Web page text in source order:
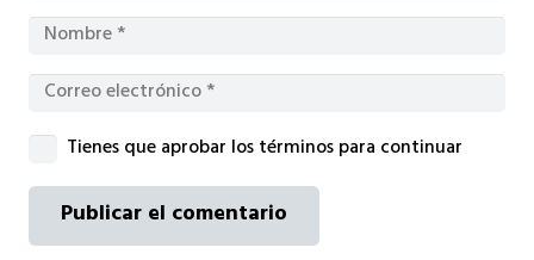
Tienes que aprobar los términos para continuar
Publicar el comentario